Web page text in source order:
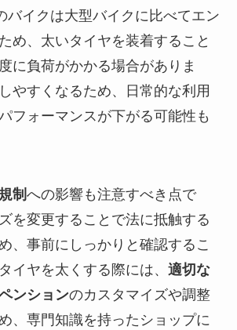
バイクは大型バイクに比べてエン
め、太いタイヤを装着すること
に負荷がかかる場合がありま
やすくなるため、日常的な利用
フォーマンスが下がる可能性も
制への影響も注意すべき点で
を変更することで法に抵触する
、事前にしっかりと確認するこ
イヤを太くする際には、 適切な
ンションのカスタマイズや調整
、専門知識を持ったショップに